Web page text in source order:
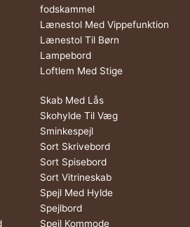
fodskammel
Lænestol Med Vippefunktion
Lænestol Til Børn
Lampebord
Loftlem Med Stige
Skab Med Lås
Skohylde Til Væg
Sminkespejl
Sort Skrivebord
Sort Spisebord
Sort Vitrineskab
Spejl Med Hylde
Spejlbord
Spejl Kommode